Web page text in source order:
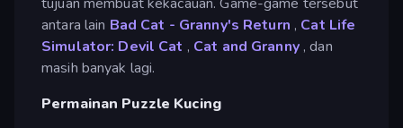
antara lain Bad Cat - Granny's Return , Cat Life
Simulator: Devil Cat , Cat and Granny, dan
masih banyak lagi.
Permainan Puzzle Kucing